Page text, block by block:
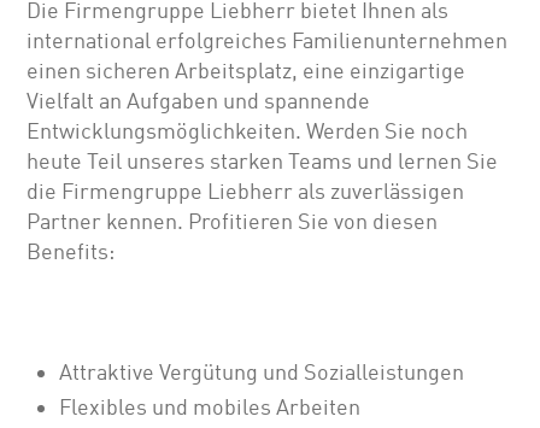
Die Firmengruppe Liebherr bietet Ihnen als
international erfolgreiches Familienunternehmen
einen sicheren Arbeitsplatz, eine einzigartige
Vielfalt an Aufgaben und spannende
Entwicklungsmöglichkeiten. Werden Sie noch
heute Teil unseres starken Teams und lernen Sie
die Firmengruppe Liebherr als zuverlässigen
Partner kennen. Profitieren Sie von diesen
Benefits:
Attraktive Vergütung und Sozialleistungen
Flexibles und mobiles Arbeiten